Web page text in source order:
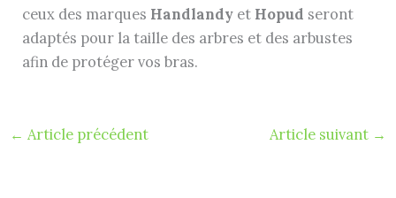
ceux des marques Handlandy et Hopud seront
adaptés pour la taille des arbres et des arbustes
afin de protéger vos bras.
← Article précédent Article suivant →